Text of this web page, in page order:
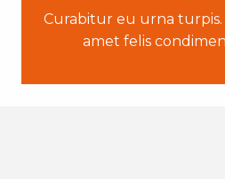
Curabitur eu urna
amet felis